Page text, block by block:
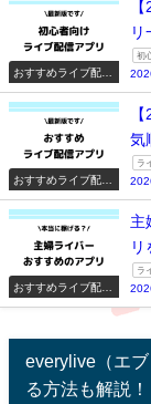
おすすめライブ配信
リ
初
おすすめライブ配信
気
ラ
おすすめライブ配信
主
リ
ラ
everylive（エ
る方法も解説！